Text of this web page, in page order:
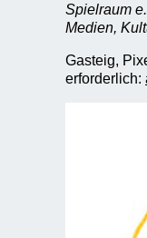
Spielraum
Medien,
Gasteig,
erforderlich: